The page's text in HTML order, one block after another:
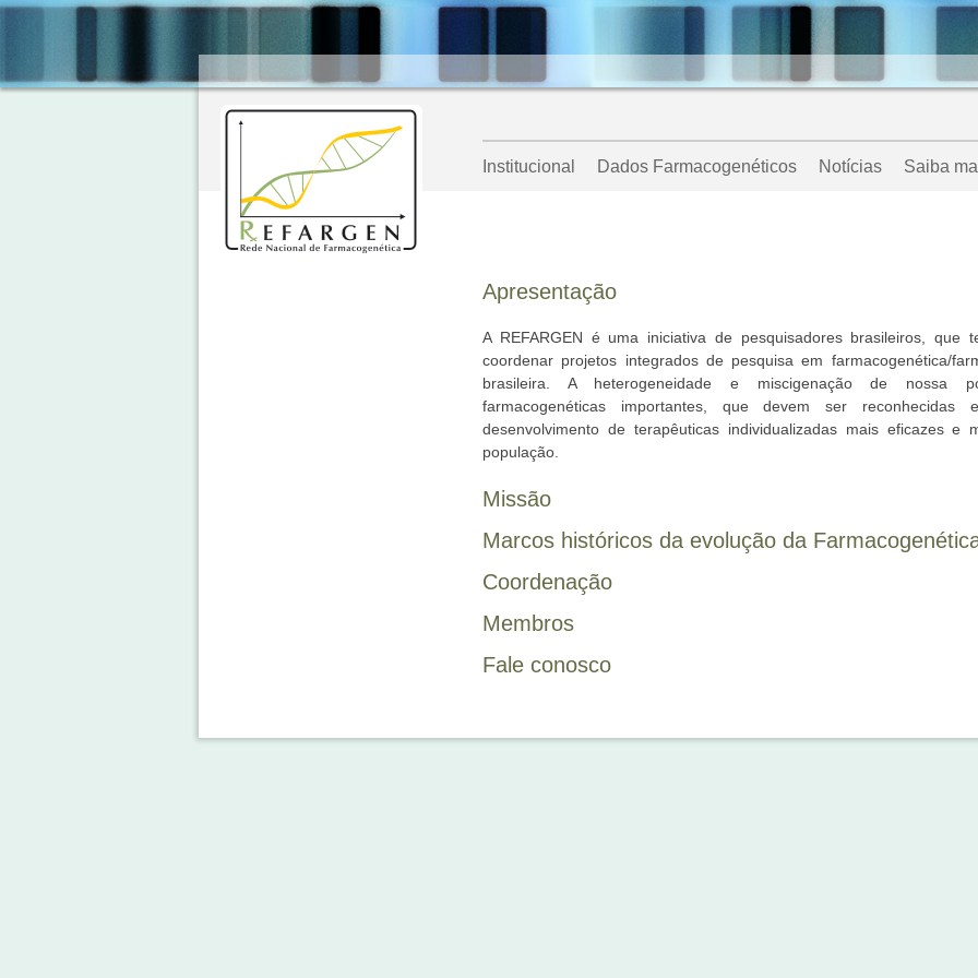
Institucional Dados Farmacogenéticos Notícias Saiba
Apresentação
A REFARGEN é uma iniciativa de pesquisadores brasileiros, que
coordenar projetos integrados de pesquisa em farmacogenética/
brasileira. A heterogeneidade e miscigenação de nossa
farmacogenéticas importantes, que devem ser reconhecidas
desenvolvimento de terapêuticas individualizadas mais eficazes e
população.
Missão
Marcos históricos da evolução da
Coordenação
Membros
Fale conosco